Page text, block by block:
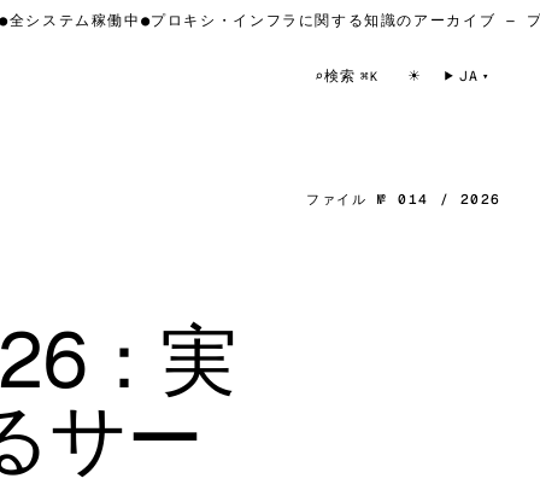
ステム稼働中●プロキシ・インフラに関する知識のアーカイブ — プロ
⌕検索 ⌘K ☀ JA
ファイル № 014 / 2026
：実
サー